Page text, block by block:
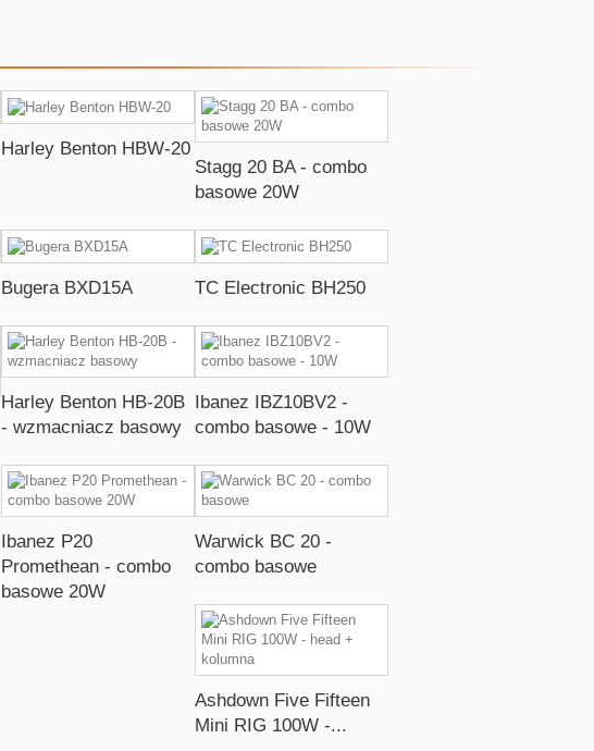
Harley Benton HBW-20
Stagg 20 BA - combo
basowe 20W
Bugera BXD15A TC Electronic BH250
Harley Benton HB-20B
- wzmacniacz basowy
Ibanez IBZ10BV2 -
combo basowe - 10W
Ibanez P20
Promethean - combo
basowe 20W
Warwick BC 20 -
combo basowe
Ashdown Five Fifteen
Mini RIG 100W -...